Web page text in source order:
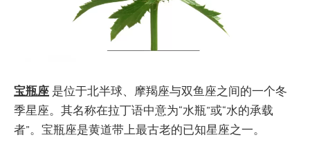
宝瓶座 是位于北半球、摩羯座与双鱼座之间的一个冬
季星座。其名称在拉丁语中意为“水瓶”或“水的承载
者”。宝瓶座是黄道带上最古老的已知星座之一。